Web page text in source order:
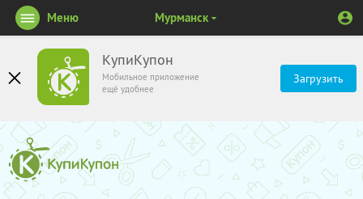
КупиКупон
Мобильное приложение
ещё удобнее
Загрузить
Меню Мурманск